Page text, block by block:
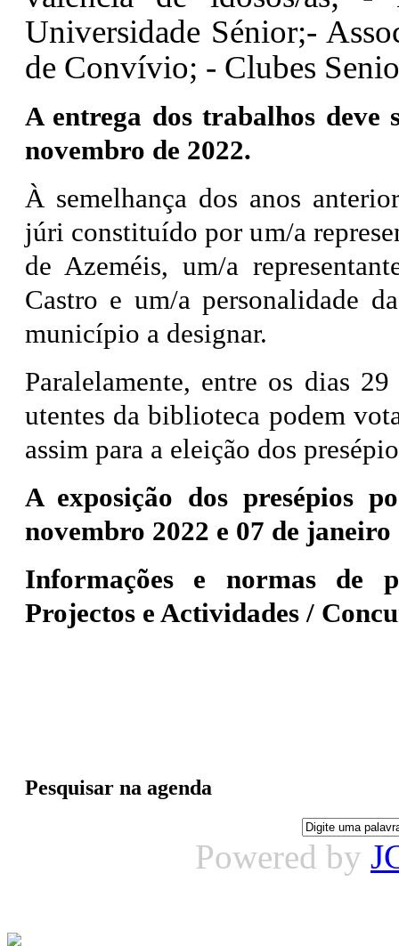
Universidade Sénior;-
de Convívio; - Clubes
A entrega dos trabalhos deve
novembro de 2022.
À semelhança dos anos
júri constituído por um/a
de Azeméis, um/a
Castro e um/a personalidade
município a designar.
Paralelamente, entre os dias
utentes da biblioteca podem
assim para a eleição dos
A exposição dos presépios
novembro 2022 e 07 de
Informações e normas de
Projectos e Actividades /
Pesquisar na agenda
Powered by